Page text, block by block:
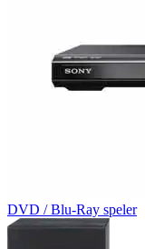
DVD / Blu-Ray speler